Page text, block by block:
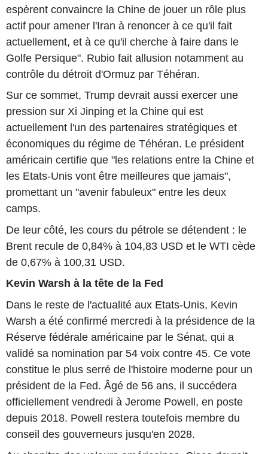
espèrent convaincre la Chine de jouer un rôle plus
actif pour amener l'Iran à renoncer à ce qu'il fait
actuellement, et à ce qu'il cherche à faire dans le
Golfe Persique". Rubio fait allusion notamment au
contrôle du détroit d'Ormuz par Téhéran.
Sur ce sommet, Trump devrait aussi exercer une
pression sur Xi Jinping et la Chine qui est
actuellement l'un des partenaires stratégiques et
économiques du régime de Téhéran. Le président
américain certifie que "les relations entre la Chine et
les Etats-Unis vont être meilleures que jamais",
promettant un "avenir fabuleux" entre les deux
camps.
De leur côté, les cours du pétrole se détendent : le
Brent recule de 0,84% à 104,83 USD et le WTI cède
de 0,67% à 100,31 USD.
Kevin Warsh à la tête de la Fed
Dans le reste de l'actualité aux Etats-Unis, Kevin
Warsh a été confirmé mercredi à la présidence de la
Réserve fédérale américaine par le Sénat, qui a
validé sa nomination par 54 voix contre 45. Ce vote
constitue le plus serré de l'histoire moderne pour un
président de la Fed. Âgé de 56 ans, il succédera
officiellement vendredi à Jerome Powell, en poste
depuis 2018. Powell restera toutefois membre du
conseil des gouverneurs jusqu'en 2028.